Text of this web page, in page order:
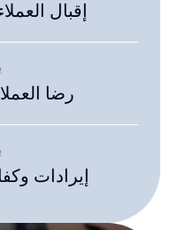
إقبال
رضا
إيرادات